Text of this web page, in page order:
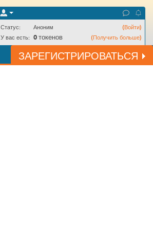
Статус: Аноним
(Войти)
У вас есть: 0 токенов (Получить больше)
ЗАРЕГИСТРИРОВАТЬСЯ